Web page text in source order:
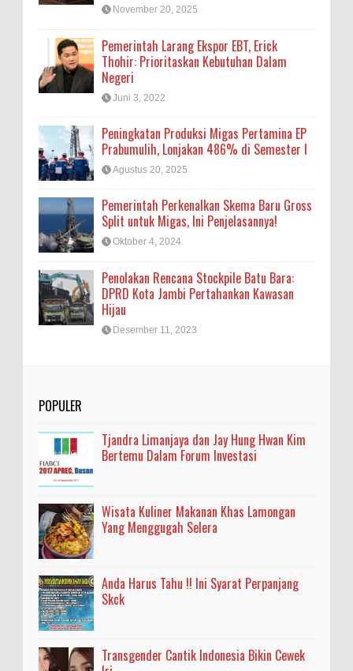
November 20, 2025
Pemerintah Larang Ekspor EBT, Erick
Thohir: Prioritaskan Kebutuhan Dalam
Negeri
Juni 3, 2022
Peningkatan Produksi Migas Pertamina EP
Prabumulih, Lonjakan 486% di Semester I
Agustus 20, 2025
Pemerintah Perkenalkan Skema Baru Gross
Split untuk Migas, Ini Penjelasannya!
Oktober 4, 2024
Penolakan Rencana Stockpile Batu Bara:
DPRD Kota Jambi Pertahankan Kawasan
Hijau
Desember 11, 2023
POPULER
Tjandra Limanjaya dan Jay Hung Hwan Kim
Bertemu Dalam Forum Investasi
Wisata Kuliner Makanan Khas Lamongan
Yang Menggugah Selera
Anda Harus Tahu !! Ini Syarat Perpanjang
Skck
Transgender Cantik Indonesia Bikin Cewek